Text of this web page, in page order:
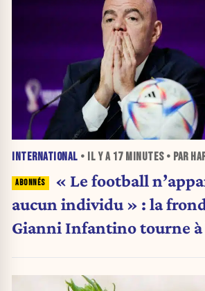
INTERNATIONAL • IL Y A 17 MINUTES• PAR
« Le football
aucun individu » : la
Gianni Infantino tourne à